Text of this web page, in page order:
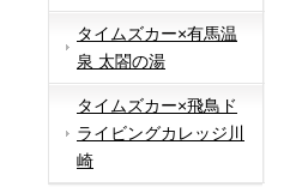
タイムズカー×有馬温
泉 太閤の湯
タイムズカー×飛鳥ド
ライビングカレッジ川
崎